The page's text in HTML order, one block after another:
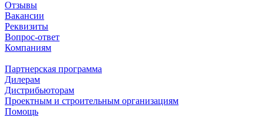
Отзывы
Вакансии
Реквизиты
Вопрос-ответ
Компаниям
Партнерская программа
Дилерам
Дистрибьюторам
Проектным и строительным организациям
Помощь